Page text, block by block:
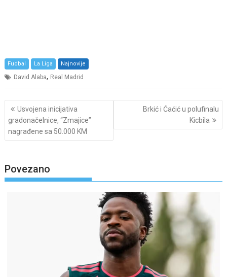
Fudbal La Liga Najnovije
David Alaba, Real Madrid
Post
navigation
Usvojena inicijativa
gradonačelnice, “Zmajice”
nagrađene sa 50.000 KM
Brkić i Ćaćić u polufinalu
Kicbila
Povezano